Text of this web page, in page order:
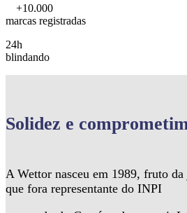
+10.000
marcas registradas
24h
blindando
Solidez e
A Wettor nasceu em 1989, fruto
que fora representante do INPI